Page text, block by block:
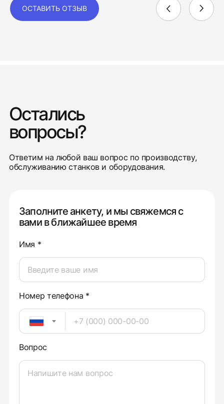
ОСТАВИТЬ ОТЗЫВ
Остались
вопросы?
Ответим на любой ваш вопрос по производству,
обслуживанию станков и оборудования.
Заполните анкету, и мы свяжемся с
вами в ближайшее время
Имя *
Номер телефона *
Вопрос